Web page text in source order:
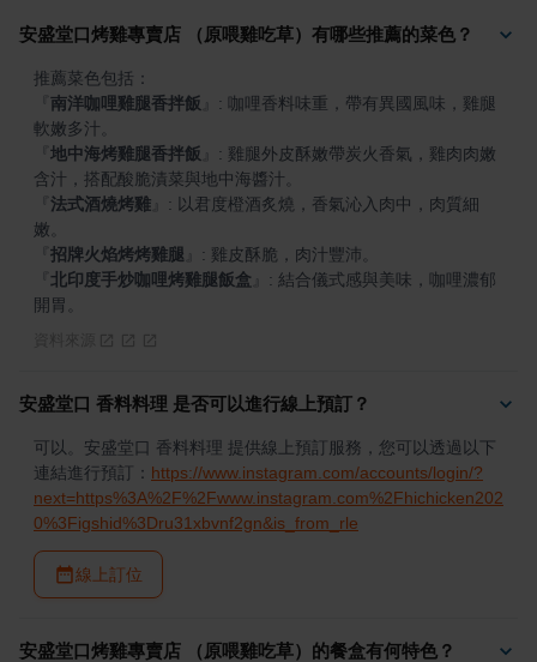
安盛堂口烤雞專賣店 （原喂雞吃草）有哪些推薦的菜色？
南洋咖哩雞腿香拌飯
: 咖哩香料味重，帶有異國風味，雞腿
地中海烤雞腿香拌飯
: 雞腿外皮酥嫩帶炭火香氣，雞肉肉嫩
法式酒燒烤雞
: 以君度橙酒炙燒，香氣沁入肉中，肉質細
招牌火焰烤烤雞腿
北印度手炒咖哩烤雞腿飯盒
: 結合儀式感與美味，咖哩濃郁
開胃。
安盛堂口 香料料理 是否可以進行線上預訂？
可以。安盛堂口 香料料理 提供線上預訂服務，您可以透過以下
連結進行預訂： https://www.instagram.com/accounts/login/?
next=https%3A%2F%2Fwww.instagram.com%2Fhichicken202
0%3Figshid%3Dru31xbvnf2gn&is_from_rle
線上訂位
安盛堂口烤雞專賣店 （原喂雞吃草）的餐盒有何特色？